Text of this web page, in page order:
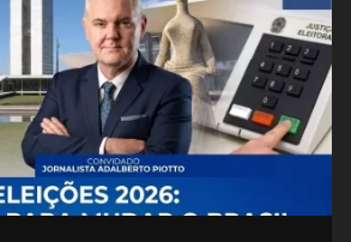
TwitterMessengerTelegramGettr